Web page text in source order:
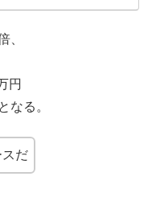
、
円
なる。
だ